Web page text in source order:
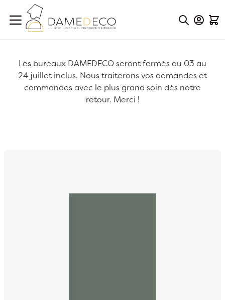
Aller au contenu
Les bureaux DAMEDECO seront fermés du 03 au
24 juillet inclus. Nous traiterons vos demandes et
commandes avec le plus grand soin dès notre
retour. Merci !